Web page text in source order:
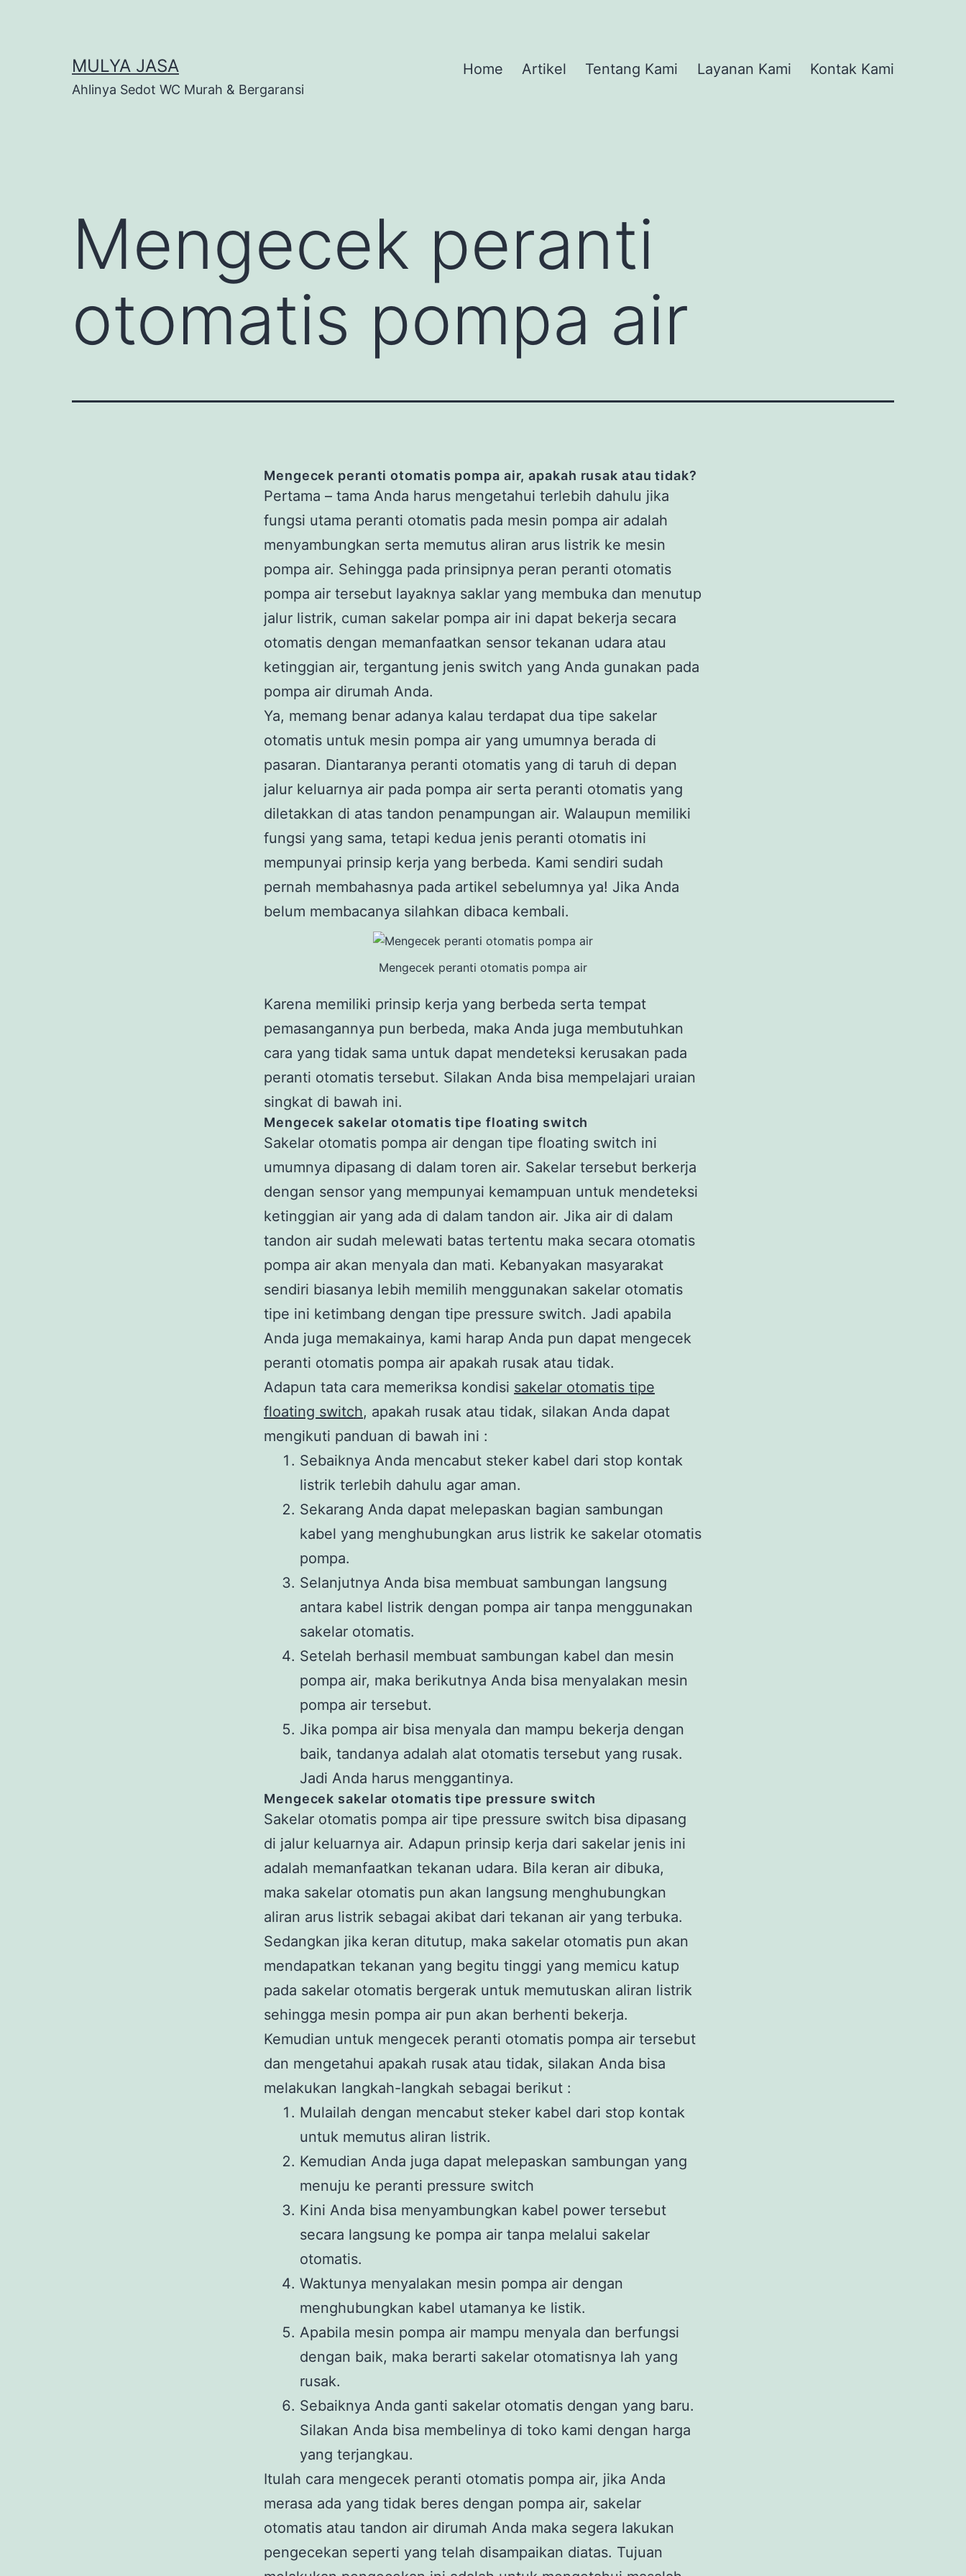
MULYA JASA
Ahlinya Sedot WC Murah & Bergaransi
Home Artikel Tentang Kami Layanan Kami Kontak Kami
Mengecek peranti
otomatis pompa air
Mengecek peranti otomatis pompa air, apakah rusak atau tidak?
Pertama – tama Anda harus mengetahui terlebih dahulu jika
fungsi utama peranti otomatis pada mesin pompa air adalah
menyambungkan serta memutus aliran arus listrik ke mesin
pompa air. Sehingga pada prinsipnya peran peranti otomatis
pompa air tersebut layaknya saklar yang membuka dan menutup
jalur listrik, cuman sakelar pompa air ini dapat bekerja secara
otomatis dengan memanfaatkan sensor tekanan udara atau
ketinggian air, tergantung jenis switch yang Anda gunakan pada
pompa air dirumah Anda.
Ya, memang benar adanya kalau terdapat dua tipe sakelar
otomatis untuk mesin pompa air yang umumnya berada di
pasaran. Diantaranya peranti otomatis yang di taruh di depan
jalur keluarnya air pada pompa air serta peranti otomatis yang
diletakkan di atas tandon penampungan air. Walaupun memiliki
fungsi yang sama, tetapi kedua jenis peranti otomatis ini
mempunyai prinsip kerja yang berbeda. Kami sendiri sudah
pernah membahasnya pada artikel sebelumnya ya! Jika Anda
belum membacanya silahkan dibaca kembali.
Mengecek peranti otomatis pompa air
Karena memiliki prinsip kerja yang berbeda serta tempat
pemasangannya pun berbeda, maka Anda juga membutuhkan
cara yang tidak sama untuk dapat mendeteksi kerusakan pada
peranti otomatis tersebut. Silakan Anda bisa mempelajari uraian
singkat di bawah ini.
Mengecek sakelar otomatis tipe floating switch
Sakelar otomatis pompa air dengan tipe floating switch ini
umumnya dipasang di dalam toren air. Sakelar tersebut berkerja
dengan sensor yang mempunyai kemampuan untuk mendeteksi
ketinggian air yang ada di dalam tandon air. Jika air di dalam
tandon air sudah melewati batas tertentu maka secara otomatis
pompa air akan menyala dan mati. Kebanyakan masyarakat
sendiri biasanya lebih memilih menggunakan sakelar otomatis
tipe ini ketimbang dengan tipe pressure switch. Jadi apabila
Anda juga memakainya, kami harap Anda pun dapat mengecek
peranti otomatis pompa air apakah rusak atau tidak.
Adapun tata cara memeriksa kondisi sakelar otomatis tipe
floating switch, apakah rusak atau tidak, silakan Anda dapat
mengikuti panduan di bawah ini :
Sebaiknya Anda mencabut steker kabel dari stop kontak
listrik terlebih dahulu agar aman.
Sekarang Anda dapat melepaskan bagian sambungan
kabel yang menghubungkan arus listrik ke sakelar otomatis
pompa.
Selanjutnya Anda bisa membuat sambungan langsung
antara kabel listrik dengan pompa air tanpa menggunakan
sakelar otomatis.
Setelah berhasil membuat sambungan kabel dan mesin
pompa air, maka berikutnya Anda bisa menyalakan mesin
pompa air tersebut.
Jika pompa air bisa menyala dan mampu bekerja dengan
baik, tandanya adalah alat otomatis tersebut yang rusak.
Jadi Anda harus menggantinya.
Mengecek sakelar otomatis tipe pressure switch
Sakelar otomatis pompa air tipe pressure switch bisa dipasang
di jalur keluarnya air. Adapun prinsip kerja dari sakelar jenis ini
adalah memanfaatkan tekanan udara. Bila keran air dibuka,
maka sakelar otomatis pun akan langsung menghubungkan
aliran arus listrik sebagai akibat dari tekanan air yang terbuka.
Sedangkan jika keran ditutup, maka sakelar otomatis pun akan
mendapatkan tekanan yang begitu tinggi yang memicu katup
pada sakelar otomatis bergerak untuk memutuskan aliran listrik
sehingga mesin pompa air pun akan berhenti bekerja.
Kemudian untuk mengecek peranti otomatis pompa air tersebut
dan mengetahui apakah rusak atau tidak, silakan Anda bisa
melakukan langkah-langkah sebagai berikut :
Mulailah dengan mencabut steker kabel dari stop kontak
untuk memutus aliran listrik.
Kemudian Anda juga dapat melepaskan sambungan yang
menuju ke peranti pressure switch
Kini Anda bisa menyambungkan kabel power tersebut
secara langsung ke pompa air tanpa melalui sakelar
otomatis.
Waktunya menyalakan mesin pompa air dengan
menghubungkan kabel utamanya ke listik.
Apabila mesin pompa air mampu menyala dan berfungsi
dengan baik, maka berarti sakelar otomatisnya lah yang
rusak.
Sebaiknya Anda ganti sakelar otomatis dengan yang baru.
Silakan Anda bisa membelinya di toko kami dengan harga
yang terjangkau.
Itulah cara mengecek peranti otomatis pompa air, jika Anda
merasa ada yang tidak beres dengan pompa air, sakelar
otomatis atau tandon air dirumah Anda maka segera lakukan
pengecekan seperti yang telah disampaikan diatas. Tujuan